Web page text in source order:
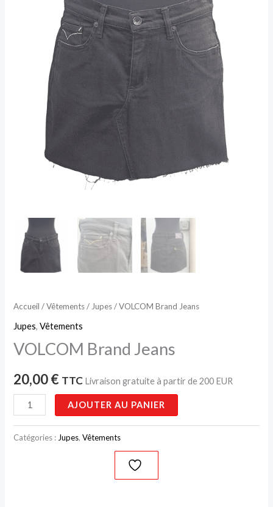
Accueil /Vêtements/Jupes/ VOLCOM Brand Jeans
Jupes,Vêtements
VOLCOM Brand Jeans
20,00€ TTC Livraison gratuite à partir de 200 EUR
AJOUTER AU PANIER
Catégories : Jupes,Vêtements